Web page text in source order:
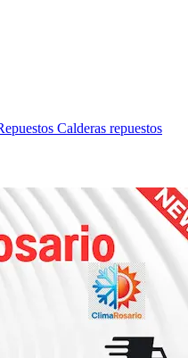
Calderas repuestos